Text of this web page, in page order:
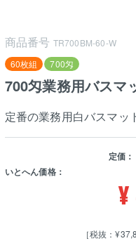
商品番号 TR700BM-60-W
60枚組
700匁
700匁業務用バスマ
定番の業務用白バスマ
定価：
いとへん価格：
¥
［税抜：